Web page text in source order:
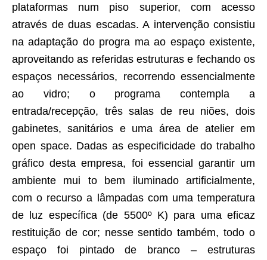
plataformas num piso superior, com acesso
através de duas escadas. A intervenção consistiu
na adaptação do progra ma ao espaço existente,
aproveitando as referidas estruturas e fechando os
espaços necessários, recorrendo essencialmente
ao vidro; o programa contempla a
entrada/recepção, três salas de reu niões, dois
gabinetes, sanitários e uma área de atelier em
open space. Dadas as especificidade do trabalho
gráfico desta empresa, foi essencial garantir um
ambiente mui to bem iluminado artificialmente,
com o recurso a lâmpadas com uma temperatura
de luz específica (de 5500º K) para uma eficaz
restituição de cor; nesse sentido também, todo o
espaço foi pintado de branco – estruturas